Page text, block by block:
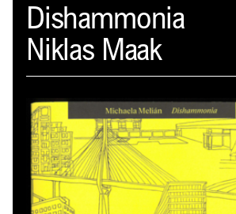
Spector
PROFIL
AKTUELLES
INDEX
WARENKORB (
Dishammonia
Niklas Maak